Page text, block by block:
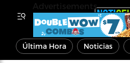
Última Hora Noticias
Advertisements